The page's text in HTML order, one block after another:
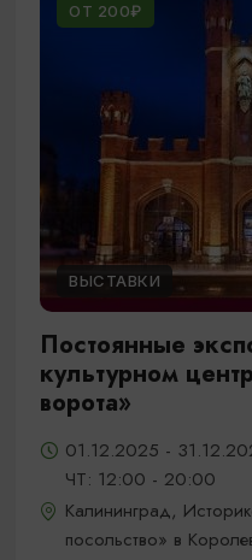
ОТ 200₽
ВЫСТАВКИ
Постоянные
культурном
ворота»
01.12.2025 -
ЧТ: 12:00 - 20:00
Калининград,
посольство» в